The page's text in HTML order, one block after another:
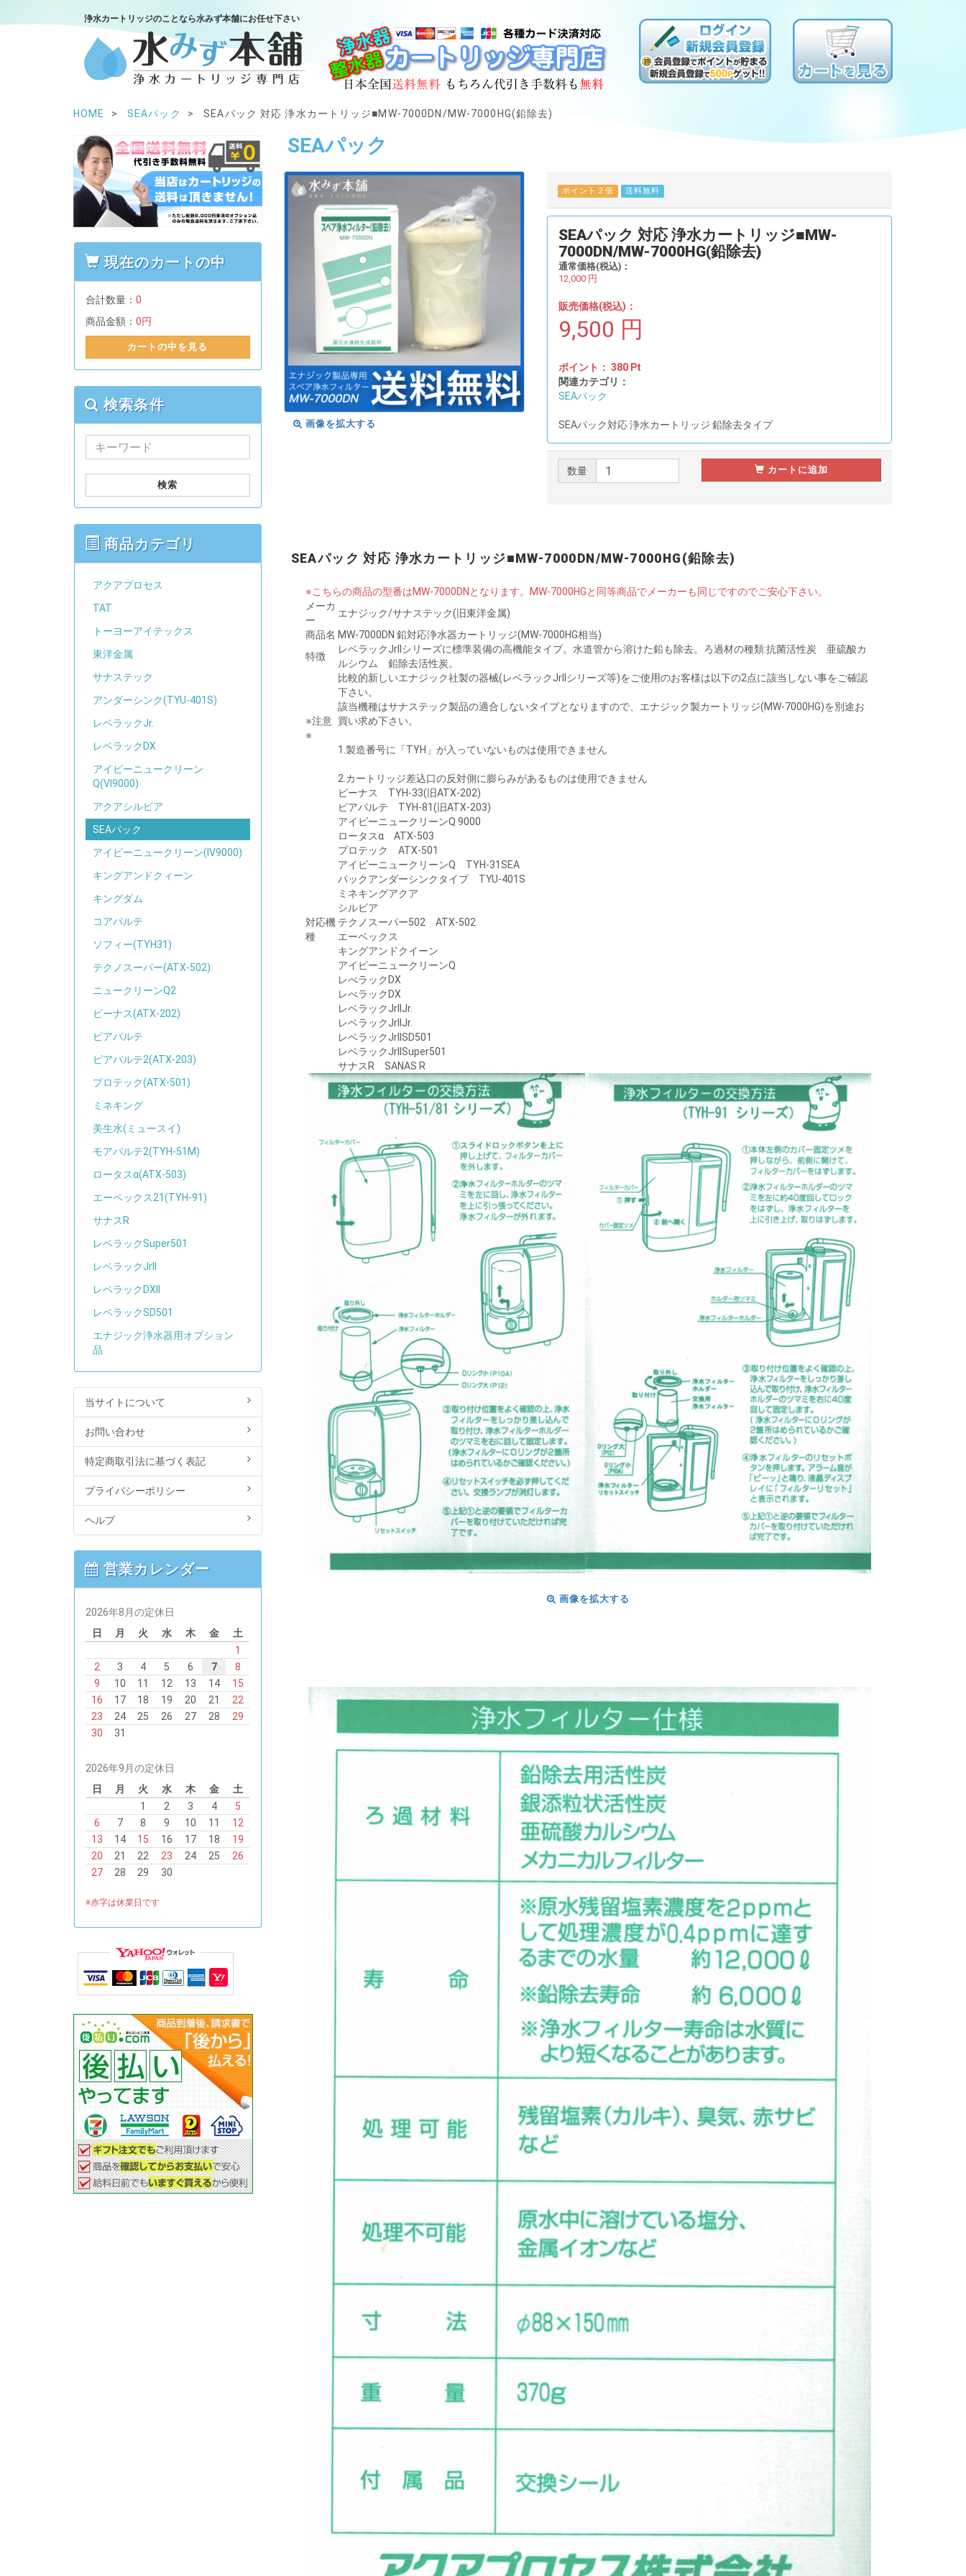
浄水カートリッジのことなら水みず本舗にお任せ下さい
HOME SEAパック SEAパック 対応 浄水カートリッジ■MW-7000DN/MW-7000HG(鉛除去)
SEAパック
画像を拡大する
ポイント２倍 送料無料
SEAパック 対応 浄水カートリッジ■MW-
7000DN/MW-7000HG(鉛除去)
通常価格(税込)：
12,000 円
販売価格(税込)：
9,500 円
ポイント：380 Pt
関連カテゴリ：
SEAパック
SEAパック対応 浄水カートリッジ 鉛除去タイプ
数量 カートに追加
SEAパック 対応 浄水カートリッジ■MW-7000DN/MW-7000HG(鉛除去)
※こちらの商品の型番はMW-7000DNとなります。MW-7000HGと同等商品でメーカーも同じですのでご安心下さい。
メーカ
ー
エナジック/サナステック(旧東洋金属)
商品名 MW-7000DN 鉛対応浄水器カートリッジ(MW-7000HG相当)
特徴
レベラックJrIIシリーズに標準装備の高機能タイプ。水道管から溶けた鉛も除去。ろ過材の種類:抗菌活性炭 亜硫酸カ
ルシウム 鉛除去活性炭。
※注意
※
比較的新しいエナジック社製の器械(レベラックJrIIシリーズ等)をご使用のお客様は以下の2点に該当しない事をご確認
下さい。
該当機種はサナステック製品の適合しないタイプとなりますので、エナジック製カートリッジ(MW-7000HG)を別途お
買い求め下さい。
1.製造番号に「TYH」が入っていないものは使用できません
2.カートリッジ差込口の反対側に膨らみがあるものは使用できません
対応機
種
ビーナス TYH-33(旧ATX-202)
ピアパルテ TYH-81(旧ATX-203)
アイビーニュークリーンQ 9000
ロータスα ATX-503
プロテック ATX-501
アイビーニュークリーンQ TYH-31SEA
パックアンダーシンクタイプ TYU-401S
ミネキングアクア
シルビア
テクノスーパー502 ATX-502
エーベックス
キングアンドクイーン
アイビーニュークリーンQ
レべラックDX
レべラックDX
レベラックJrIIJr.
レベラックJrIIJr.
レベラックJrIISD501
レベラックJrIISuper501
サナスR SANAS R
画像を拡大する
現在のカートの中
合計数量： 0
商品金額： 0円
カートの中を見る
検索条件
検索
商品カテゴリ
アクアプロセス
TAT
トーヨーアイテックス
東洋金属
サナステック
アンダーシンク(TYU-401S)
レベラックJr.
レベラックDX
アイビーニュークリーン
Q(VI9000)
アクアシルビア
SEAパック
アイビーニュークリーン(IV9000)
キングアンドクィーン
キングダム
コアパルテ
ソフィー(TYH31)
テクノスーパー(ATX-502)
ニュークリーンQ2
ビーナス(ATX-202)
ピアパルテ
ピアパルテ2(ATX-203)
プロテック(ATX-501)
ミネキング
美生水(ミュースイ)
モアパルテ2(TYH-51M)
ロータスα(ATX-503)
エーペックス21(TYH-91)
サナスR
レベラックSuper501
レベラックJrII
レベラックDXII
レベラックSD501
エナジック浄水器用オプション
品
当サイトについて
お問い合わせ
特定商取引法に基づく表記
プライバシーポリシー
ヘルプ
営業カレンダー
2026年8月の定休日
日
月 火 水 木 金
土
1
2
3 4 5 6 7
8
9
10 11 12 13 14
15
16
17 18 19 20 21
22
23
24 25 26 27 28
29
30
31
2026年9月の定休日
日
月 火 水 木 金
土
1
2 3 4
5
6
7 8 9 10 11
12
13
14 15 16 17 18
19
20
21 22 23 24 25
26
27
28 29 30
※赤字は休業日です